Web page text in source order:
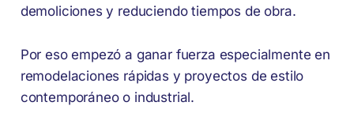
demoliciones y reduciendo tiempos de obra.
Por eso empezó a ganar fuerza especialmente en
remodelaciones rápidas y proyectos de estilo
contemporáneo o industrial.